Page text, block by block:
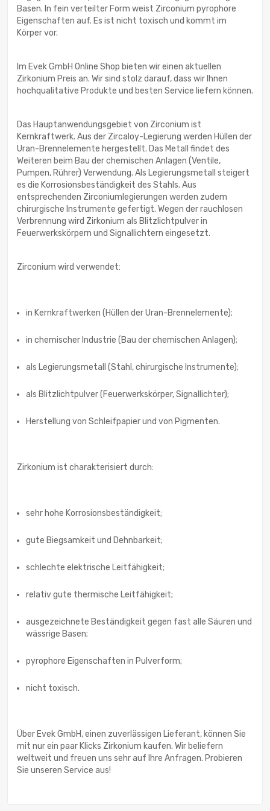
Basen. In fein verteilter Form weist Zirconium pyrophore
Eigenschaften auf. Es ist nicht toxisch und kommt im
Körper vor.
Im Evek GmbH Online Shop bieten wir einen aktuellen
Zirkonium Preis an. Wir sind stolz darauf, dass wir Ihnen
hochqualitative Produkte und besten Service liefern können.
Das Hauptanwendungsgebiet von Zirconium ist
Kernkraftwerk. Aus der Zircaloy-Legierung werden Hüllen der
Uran-Brennelemente hergestellt. Das Metall findet des
Weiteren beim Bau der chemischen Anlagen (Ventile,
Pumpen, Rührer) Verwendung. Als Legierungsmetall steigert
es die Korrosionsbeständigkeit des Stahls. Aus
entsprechenden Zirconiumlegierungen werden zudem
chirurgische Instrumente gefertigt. Wegen der rauchlosen
Verbrennung wird Zirkonium als Blitzlichtpulver in
Feuerwerkskörpern und Signallichtern eingesetzt.
Zirconium wird verwendet:
in Kernkraftwerken (Hüllen der Uran-Brennelemente);
in chemischer Industrie (Bau der chemischen Anlagen);
als Legierungsmetall (Stahl, chirurgische Instrumente);
als Blitzlichtpulver (Feuerwerkskörper, Signallichter);
Herstellung von Schleifpapier und von Pigmenten.
Zirkonium ist charakterisiert durch:
sehr hohe Korrosionsbeständigkeit;
gute Biegsamkeit und Dehnbarkeit;
schlechte elektrische Leitfähigkeit;
relativ gute thermische Leitfähigkeit;
ausgezeichnete Beständigkeit gegen fast alle Säuren und
wässrige Basen;
pyrophore Eigenschaften in Pulverform;
nicht toxisch.
Über Evek GmbH, einen zuverlässigen Lieferant, können Sie
mit nur ein paar Klicks Zirkonium kaufen. Wir beliefern
weltweit und freuen uns sehr auf Ihre Anfragen. Probieren
Sie unseren Service aus!